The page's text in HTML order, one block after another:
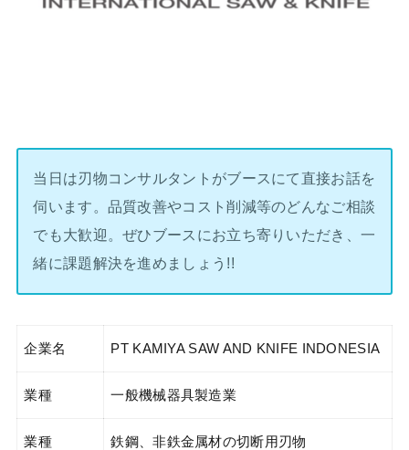
当日は刃物コンサルタントがブースにて直接お話を
伺います。品質改善やコスト削減等のどんなご相談
でも大歓迎。ぜひブースにお立ち寄りいただき、一
緒に課題解決を進めましょう!!
企業名 PT KAMIYA SAW AND KNIFE INDONESIA
業種 一般機械器具製造業
業種 鉄鋼、非鉄金属材の切断用刃物